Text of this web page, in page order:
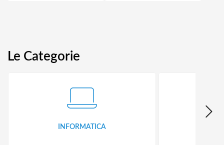
Le Categorie
INFORMATICA